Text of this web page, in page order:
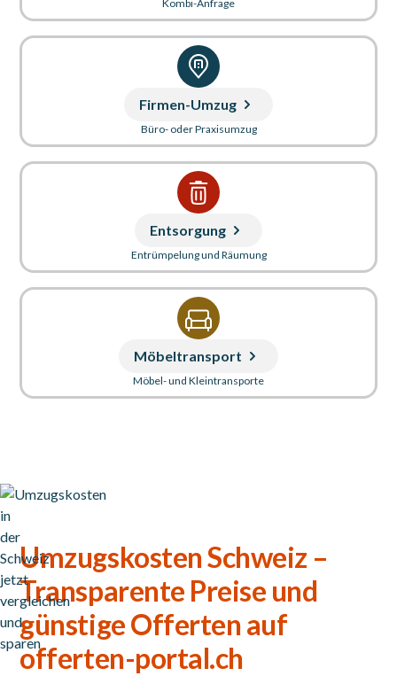
Kombi-Anfrage
Firmen-Umzug
Büro- oder Praxisumzug
Entsorgung
Entrümpelung und Räumung
Möbeltransport
Möbel- und Kleintransporte
Umzugskosten Schweiz –
Transparente Preise und
günstige Offerten auf
offerten-portal.ch